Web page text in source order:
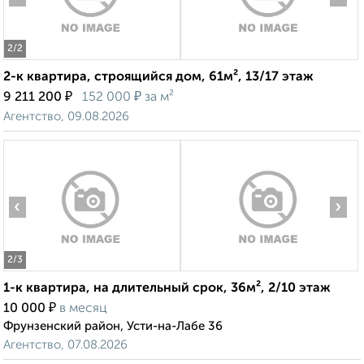
2/2
2-к квартира, строящийся дом, 61м², 13/17 этаж
9 211 200 ₽ 152 000 ₽ за м²
Агентство, 09.08.2026
2/3
‹ ›
1-к квартира, на длительный срок, 36м², 2/10 этаж
10 000 ₽ в месяц
Фрунзенский район, Усти-на-Лабе 36
Агентство, 07.08.2026